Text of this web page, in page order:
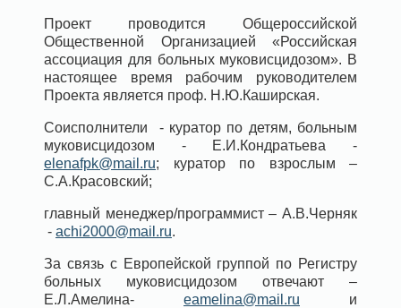
Проект проводится Общероссийской
Общественной Организацией «Российская
ассоциация для больных муковисцидозом». В
настоящее время рабочим руководителем
Проекта является проф. Н.Ю.Каширская.
Соисполнители - куратор по детям, больным
муковисцидозом - Е.И.Кондратьева -
elenafpk@mail.ru; куратор по взрослым –
С.А.Красовский;
главный менеджер/программист – А.В.Черняк
- achi2000@mail.ru.
За связь с Европейской группой по Регистру
больных муковисцидозом отвечают –
Е.Л.Амелина- eamelina@mail.ru и